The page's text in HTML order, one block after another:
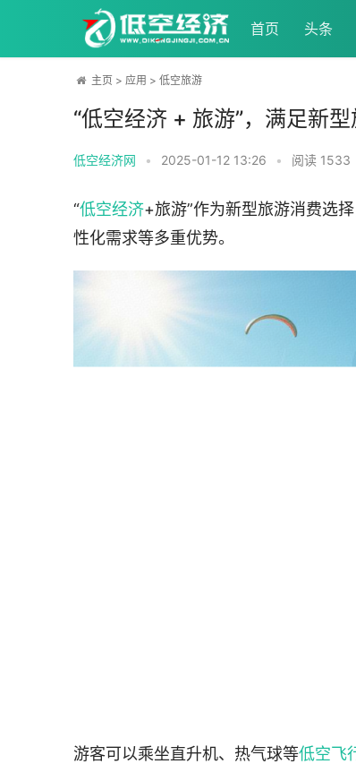
首页 头条
主页 > 应用 > 低空旅游
“低空经济 + 旅游”，满足新
低空经济网 • 2025-01-12 13:26 • 阅读 1533
“低空经济+旅游”作为新型旅游消费选
性化需求等多重优势。
游客可以乘坐直升机、热气球等低空飞